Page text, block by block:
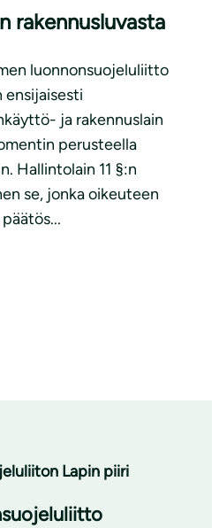
rakennusluvasta
luonnonsuojeluliitto
ensijaisesti
ja rakennuslain
perusteella
Hallintolain 11 §:n
se, jonka oikeuteen
Lapin piiri